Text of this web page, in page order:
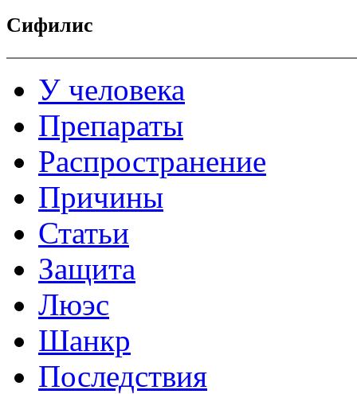
Сифилис
У человека
Препараты
Распространение
Причины
Статьи
Защита
Люэс
Шанкр
Последствия